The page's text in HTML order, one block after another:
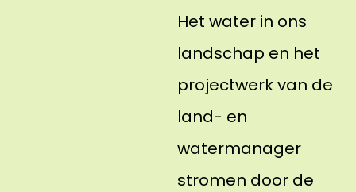
Het water in ons
landschap en het
projectwerk van de
land- en
watermanager
stromen door de